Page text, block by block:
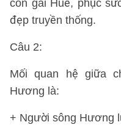
con gái Huế, phục
đẹp truyền thống.
Câu 2:
Mối quan hệ giữa
Hương là:
+ Người sông Hương